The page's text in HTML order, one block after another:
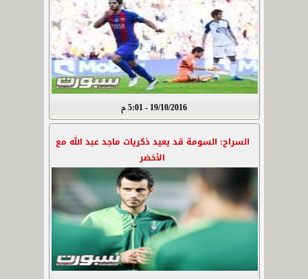
19/10/2016 - 5:01 م
السراح: السومة قد يعيد ذكريات ماجد عبد الله مع
الأخضر